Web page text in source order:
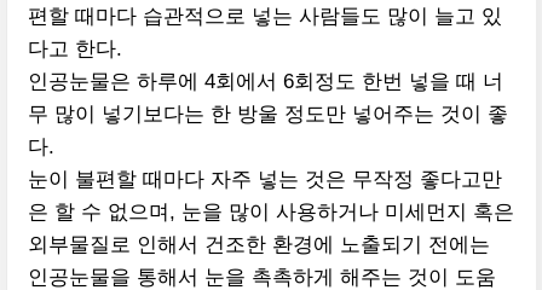
편할 때마다 습관적으로 넣는 사람들도 많이 늘고 있
다고 한다.
인공눈물은 하루에 4회에서 6회정도 한번 넣을 때 너
무 많이 넣기보다는 한 방울 정도만 넣어주는 것이 좋
다.
눈이 불편할 때마다 자주 넣는 것은 무작정 좋다고만
은 할 수 없으며, 눈을 많이 사용하거나 미세먼지 혹은
외부물질로 인해서 건조한 환경에 노출되기 전에는
인공눈물을 통해서 눈을 촉촉하게 해주는 것이 도움